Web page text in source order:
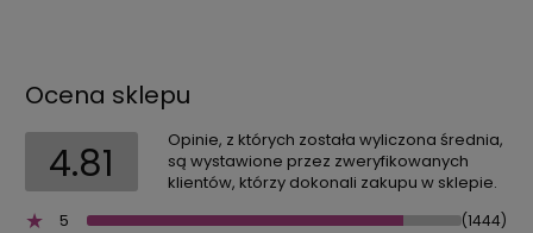
Ocena sklepu
4.81
Opinie, z których została wyliczona średnia,
są wystawione przez zweryfikowanych
klientów, którzy dokonali zakupu w sklepie.
5
(1444)